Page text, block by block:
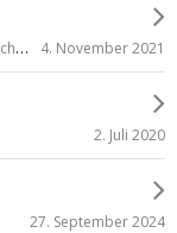
Wenn der Lockdown denn dann endlich mal Geschichte ist... 4. November 2021
2. Juli 2020
27. September 2024